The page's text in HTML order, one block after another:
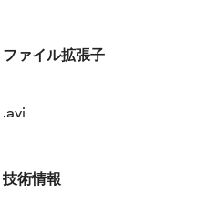
ファイル拡張子
.avi
技術情報